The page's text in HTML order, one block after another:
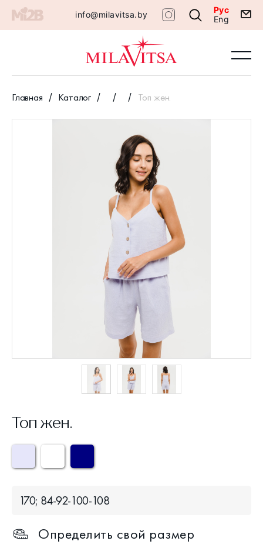
info@milavitsa.by
Рус
Eng
Главная Каталог Топ жен.
Топ жен.
170; 84-92-100-108
Определить свой размер